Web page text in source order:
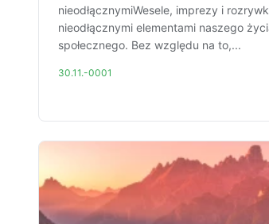
nieodłącznymiWesele, imprezy i
nieodłącznymi elementami naszego
społecznego. Bez względu na to,...
30.11.-0001